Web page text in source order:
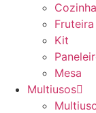
Fruteira
Kit
Mesa
Multiusos